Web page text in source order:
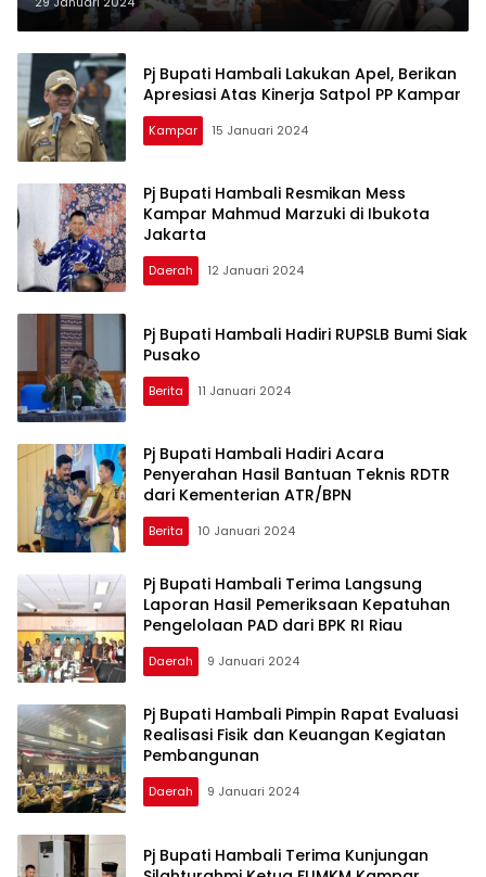
Pj Bupati Hambali Lakukan Apel, Berikan
Apresiasi Atas Kinerja Satpol PP Kampar
Kampar 15 Januari 2024
Pj Bupati Hambali Resmikan Mess
Kampar Mahmud Marzuki di Ibukota
Jakarta
Daerah 12 Januari 2024
Pj Bupati Hambali Hadiri RUPSLB Bumi Siak
Pusako
Berita 11 Januari 2024
Pj Bupati Hambali Hadiri Acara
Penyerahan Hasil Bantuan Teknis RDTR
dari Kementerian ATR/BPN
Berita 10 Januari 2024
Pj Bupati Hambali Terima Langsung
Laporan Hasil Pemeriksaan Kepatuhan
Pengelolaan PAD dari BPK RI Riau
Daerah 9 Januari 2024
Pj Bupati Hambali Pimpin Rapat Evaluasi
Realisasi Fisik dan Keuangan Kegiatan
Pembangunan
Daerah 9 Januari 2024
Pj Bupati Hambali Terima Kunjungan